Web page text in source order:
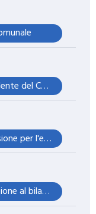
Angela Beatriz Arboresi - Presidente del Consiglio Comunale
1) Variazione al bilancio di previsione per l'esercizio finanziario 2026-2028 e ai suoi allegati (2). Ratifica della variazione al bilancio di previsione 2026-2028 adottata in via d'urgenza con deliberazione di Giunta Comunale n. 63 dell'08/05/2026.
Immediata eseguibilità 1) Variazione al bilancio di previsione per l'esercizio finanziario 2026-2028 e ai suoi allegati (2). Ratifica della variazione al bilancio di previsione 2026-2028 adottata in via d'urgenza con deliberazione di Giunta Comunale n. 63 dell'08/05/2026.